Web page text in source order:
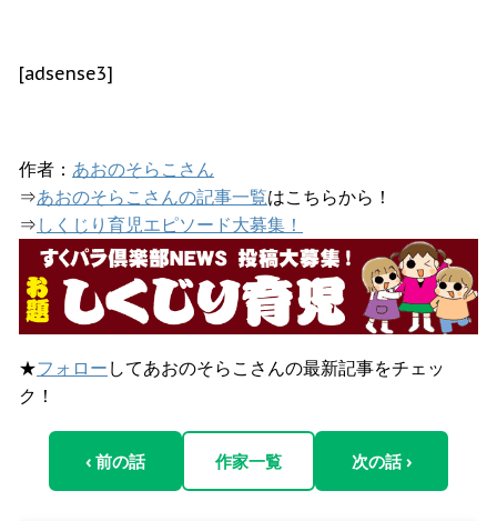
[adsense3]
作者： あおのそらこさん
⇒あおのそらこさんの記事一覧はこちらから！
⇒ しくじり育児エピソード大募集！
★フォロー してあおのそらこさんの最新記事をチェッ
ク！
‹ 前の話 作家一覧 次の話 ›